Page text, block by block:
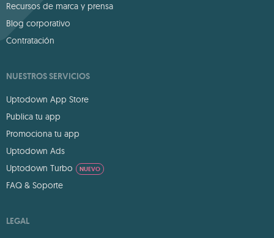
Recursos de marca y prensa
Blog corporativo
Contratación
NUESTROS SERVICIOS
Uptodown App Store
Publica tu app
Promociona tu app
Uptodown Ads
Uptodown Turbo
NUEVO
FAQ & Soporte
LEGAL